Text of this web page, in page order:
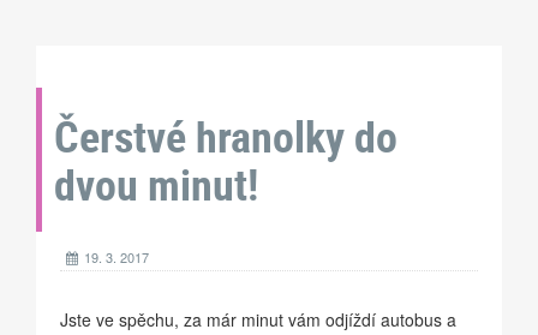
Čerstvé hranolky do
dvou minut!
19. 3. 2017
Jste ve spěchu, za már minut vám odjíždí autobus a